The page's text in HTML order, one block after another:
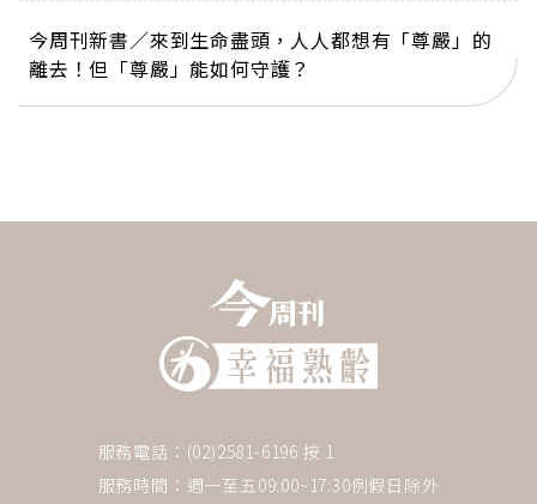
今周刊新書／來到生命盡頭，人人都想有「尊嚴」的
離去！但「尊嚴」能如何守護？
服務電話：(02)2581-6196 按 1
服務時間：週一至五09:00~17:30例假日除外